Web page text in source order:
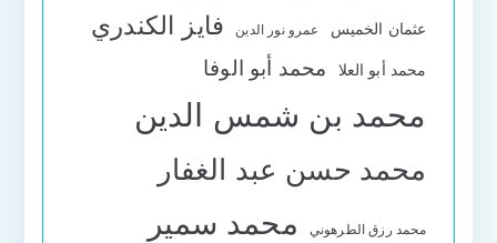
عثمان الخميس عمرو نور الدين فايز الكندري
محمد أبو العلا محمد أبو الوفا
محمد بن شمس الدين
محمد حسن عبد الغفار
محمد رزق الطرهوني محمد سمير